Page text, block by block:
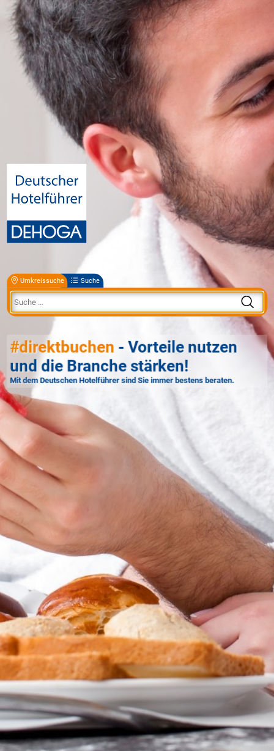
Umkreissuche Suche
#direktbuchen - Vorteile nutzen
und die Branche stärken!
Mit dem Deutschen Hotelführer sind Sie immer bestens beraten.